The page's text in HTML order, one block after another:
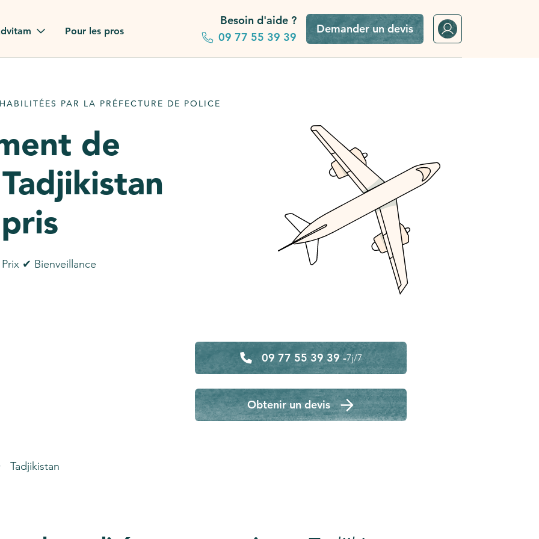
dans la presse
?
notre FAQ
Pour les pros
Besoin d'aide ?
09 77 55 39 39
Demander un devis
PAR LA PRÉFECTURE DE POLICE
de
✔ Bienveillance
09 77 55 39 39 -7j/7
Obtenir un devis
Tadjikistan